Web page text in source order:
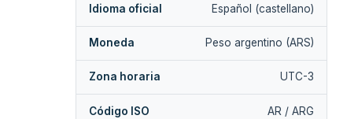
Idioma oficial Español (castellano)
Moneda Peso argentino (ARS)
Zona horaria UTC-3
Código ISO AR / ARG